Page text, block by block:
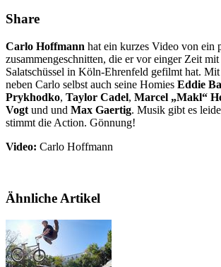
Share
Carlo Hoffmann hat ein kurzes Video von ein
zusammengeschnitten, die er vor einger Zeit
Salatschüssel in Köln-Ehrenfeld gefilmt hat.
neben Carlo selbst auch seine Homies Eddie
Prykhodko, Taylor Cadel, Marcel „Makl“
Vogt und und Max Gaertig. Musik gibt es
stimmt die Action. Gönnung!
Video: Carlo Hoffmann
Ähnliche Artikel